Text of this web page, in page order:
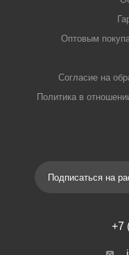
Оптовым
Согласие на
Политика в
Подписаться на
+7